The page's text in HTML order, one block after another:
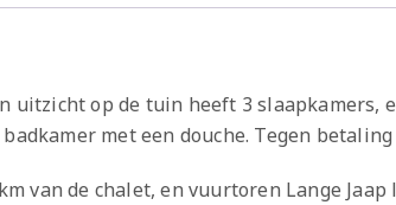
uitzicht op de tuin heeft 3 slaapkamers,
met een douche. Tegen
van de chalet, en vuurtoren Lange